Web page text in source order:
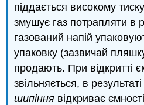
піддається високому тиску
змушує газ потрапляти в
газований напій
упаковку (зазвичай
продають. При відкритті
звільняється, в
шипіння відкриває